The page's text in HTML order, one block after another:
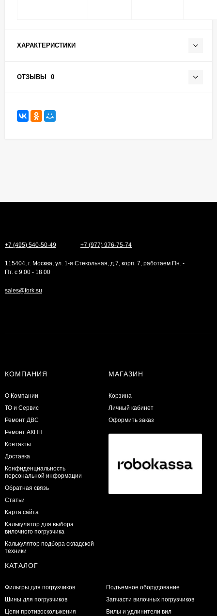
ХАРАКТЕРИСТИКИ
ОТЗЫВЫ 0
+7 (495) 540-50-49 +7 (977) 976-75-74
115404, г. Москва, ул. 1-я Стекольная, д.7, корп. 7, работаем Пн. -
Пт. с 9:00 - 18:00
sales@fork.su
КОМПАНИЯ
О Компании
ТО и Сервис
​Ремонт ДВС
Ремонт АКПП
Контакты
Доставка
Конфиденциальность
персональной информации
Обратная связь
Статьи
Карта сайта
Калькулятор для выбора
вилочного погрузчика
Калькулятор подбора складской
техники
МАГАЗИН
Корзина
Личный кабинет
Оформить заказ
КАТАЛОГ
Фильтры для погрузчиков
Шины для погрузчиков
Цепи противоскольжения
Подъемное оборудование
Запчасти вилочных погрузчиков
Вилы и удлинители вил